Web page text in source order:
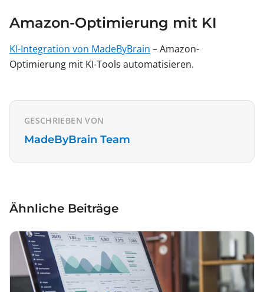
Amazon-Optimierung mit KI
KI-Integration von MadeByBrain – Amazon-
Optimierung mit KI-Tools automatisieren.
GESCHRIEBEN VON
MadeByBrain Team
Ähnliche Beiträge